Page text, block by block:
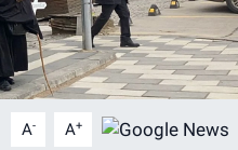
A- A+